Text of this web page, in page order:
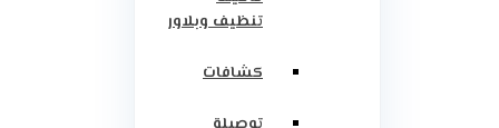
تنظيف وبلاور
كشافات